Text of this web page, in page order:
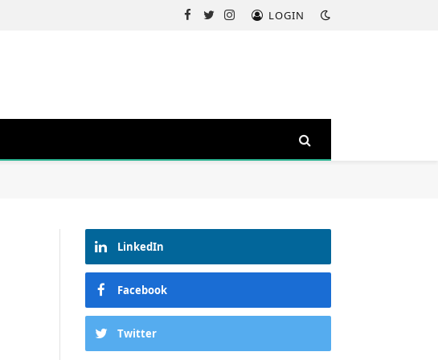
Facebook
TwitterInstagramLOGIN
LinkedIn
Facebook
Twitter